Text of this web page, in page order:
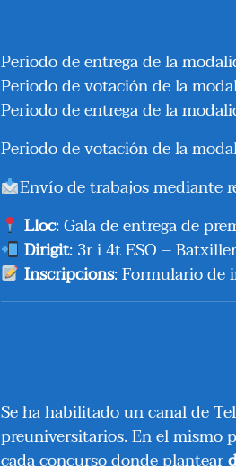
Periodo de entrega de la
Periodo de votación de la
Periodo de entrega de la
Periodo de votación de la
Envío de trabajos mediante
Lloc: Gala de entrega de
Dirigit: 3r i 4t ESO –
Inscripcions: Formulario de
Se ha habilitado uncanal de
preuniversitarios. En el mismo